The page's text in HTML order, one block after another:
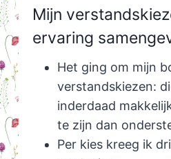
Mijn
ervaring
Het ging om mijn
verstandskiezen:
inderdaad
te zijn dan
Per kies kreeg ik